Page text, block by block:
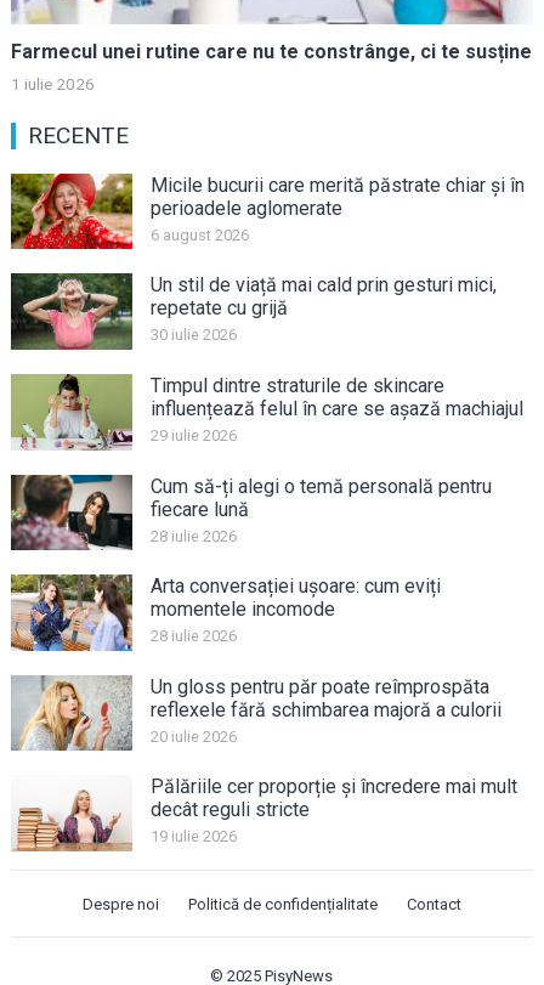
Farmecul unei rutine care nu te constrânge, ci te susține
1 iulie 2026
RECENTE
Micile bucurii care merită păstrate chiar și în
perioadele aglomerate
6 august 2026
Un stil de viață mai cald prin gesturi mici,
repetate cu grijă
30 iulie 2026
Timpul dintre straturile de skincare
influențează felul în care se așază machiajul
29 iulie 2026
Cum să-ți alegi o temă personală pentru
fiecare lună
28 iulie 2026
Arta conversației ușoare: cum eviți
momentele incomode
28 iulie 2026
Un gloss pentru păr poate reîmprospăta
reflexele fără schimbarea majoră a culorii
20 iulie 2026
Pălăriile cer proporție și încredere mai mult
decât reguli stricte
19 iulie 2026
Despre noi Politică de confidențialitate Contact
© 2025PisyNews